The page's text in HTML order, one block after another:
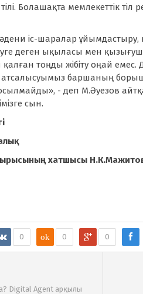
Болашақта мемлекеттік тіл
іс-шаралар ұйымдастыру,
деген ықыласы мен
тоңды жібіту оңай емес.
атсалысуымыз баршаның
- деп М.Әуезов
сын.
хатшысы
0 ok 0 0
Digital Agent арқылы